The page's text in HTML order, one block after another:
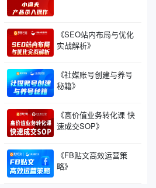
《SEO站内布局与优化
实战解析》
《社媒账号创建与养号
秘籍》
《高价值业务转化课 快
速成交SOP》
《FB贴文高效运营策
略》